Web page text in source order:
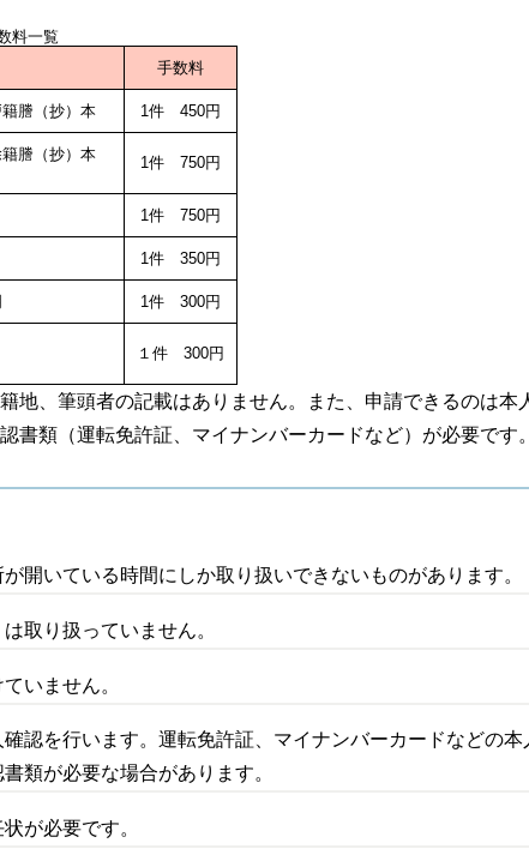
料一覧
手数料
籍謄（抄）本 1件 450円
謄（抄）本
1件 750円
1件 750円
1件 350円
1件 300円
１件 300円
地、筆頭者の記載はありません。また、申請できるのは本
書類（運転免許証、マイナンバーカードなど）が必要です。
開いている時間にしか取り扱いできないものがあります。
取り扱っていません。
いません。
認を行います。運転免許証、マイナンバーカードなどの
類が必要な場合があります。
が必要です。